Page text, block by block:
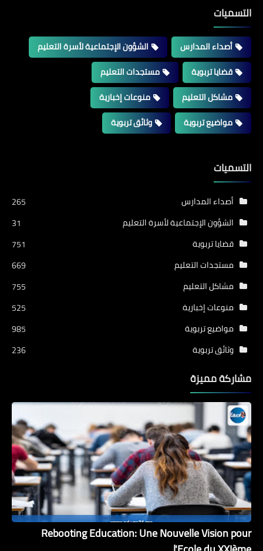
التسميات
أصداء المدارس
الشؤون الإجتماعية لأسرة التعليم
قضايا تربوية
مستجدات التعليم
مشاكل التعليم
منوعات إخبارية
مواضيع تربوية
وثائق تربوية
التسميات
أصداء المدارس
265
الشؤون الإجتماعية لأسرة التعليم
31
قضايا تربوية
751
مستجدات التعليم
669
مشاكل التعليم
755
منوعات إخبارية
525
مواضيع تربوية
985
وثائق تربوية
236
مشاركة مميزة
Rebooting Education: Une Nouvelle Vision pour